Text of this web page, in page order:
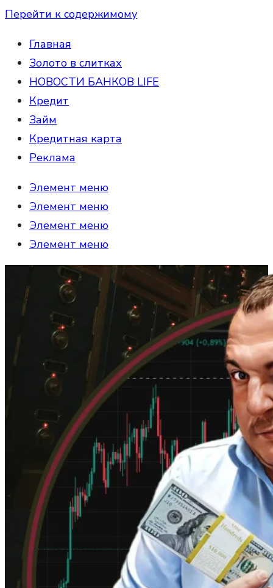
Перейти к содержимому
Главная
Золото в слитках
НОВОСТИ БАНКОВ LIFE
Кредит
Займ
Кредитная карта
Реклама
Элемент меню
Элемент меню
Элемент меню
Элемент меню